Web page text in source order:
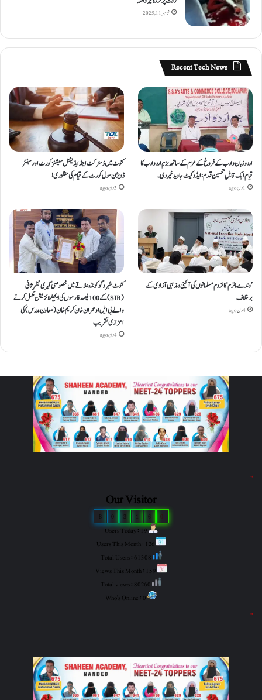
نومبر 11, 2025
Recent Tech News
اردو زبان و ادب کے فروغ کے عزم کے ساتھ بزمِ اردو ادب کا
قیام ایک قابلِ تحسین قدم : ایڈوکیٹ جاوید خیردی۔
1 دن ago
کنوٹ میں ڈسٹرکٹ اینڈ ایڈیشنل سیشنز کورٹ اور سینئر
ڈویژن سول کورٹ کے قیام کی منظوری!
3 دن ago
’وندے ماترم‘ کا لزوم مسلمانوں کی آئینی ومذہبی آزادی کے
برخلاف
4 دن ago
کنوٹ شہر و گوکونڈہ علاقے میں خصوصی گہری نظرِ ثانی
(SIR) کے 100 فیصد فارموں کی ڈیجیٹلائزیشن مکمل کرنے
والے بی ایل او عمران خان کریم خان (معاون مدرس) کی
اعزازی تقریب
4 دن ago
"
Our Visitor
1
Users Today : 19
"